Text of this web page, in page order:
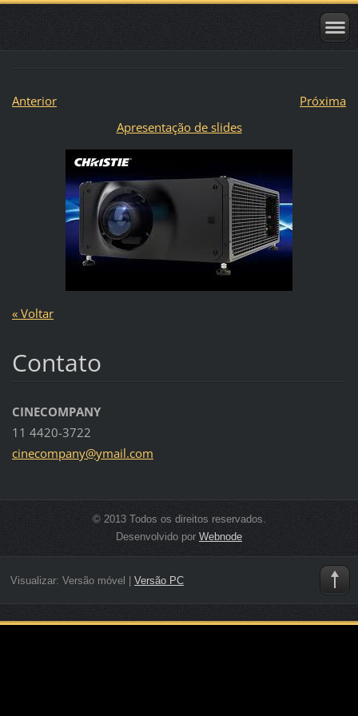
Anterior
Próxima
Apresentação de slides
« Voltar
Contato
CINECOMPANY
11 4420-3722
cinecompany@ymail.com
© 2013 Todos os direitos reservados.
Desenvolvido por Webnode
Visualizar: Versão móvel Versão PC